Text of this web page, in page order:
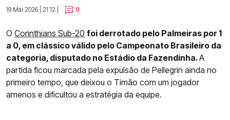
19 Mai 2026 | 21:12 |
0
O Corinthians Sub-20 foi derrotado pelo Palmeiras por 1
a 0, em clássico válido pelo Campeonato Brasileiro da
categoria, disputado no Estádio da Fazendinha.A
partida ficou marcada pela expulsão de Pellegrin ainda no
primeiro tempo, que deixou o Timão com um jogador
amenos e dificultou a estratégia da equipe.